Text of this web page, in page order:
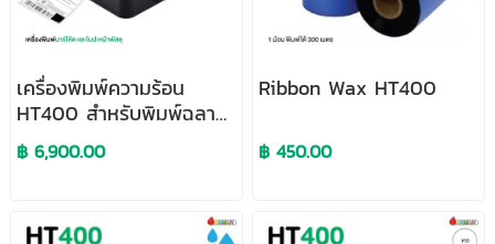
เครื่องพิมพ์ความร้อน
HT400 สำหรับพิมพ์ฉลาก
และบาร์โค้ด
฿ 6,900.00
Ribbon Wax HT400
฿ 450.00